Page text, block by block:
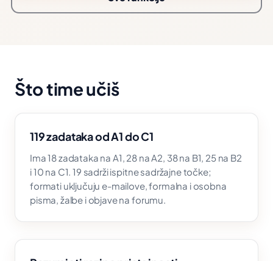
Što time učiš
119 zadataka od A1 do C1
Ima 18 zadataka na A1, 28 na A2, 38 na B1, 25 na B2
i 10 na C1. 19 sadrži ispitne sadržajne točke;
formati uključuju e-mailove, formalna i osobna
pisma, žalbe i objave na forumu.